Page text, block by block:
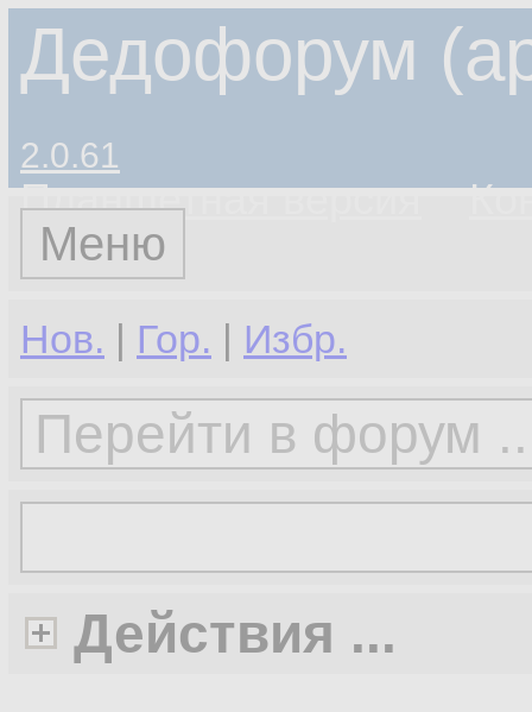
Дедофорум
2.0.61
Планшетная версия
Меню
Нов. | Гор. | Избр.
Действия ...